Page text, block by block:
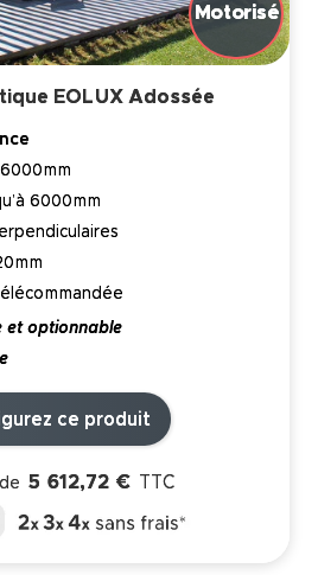
EOLUX Adossée
6000mm
6000mm
et optionnable
ce produit
5 612,72 € TTC